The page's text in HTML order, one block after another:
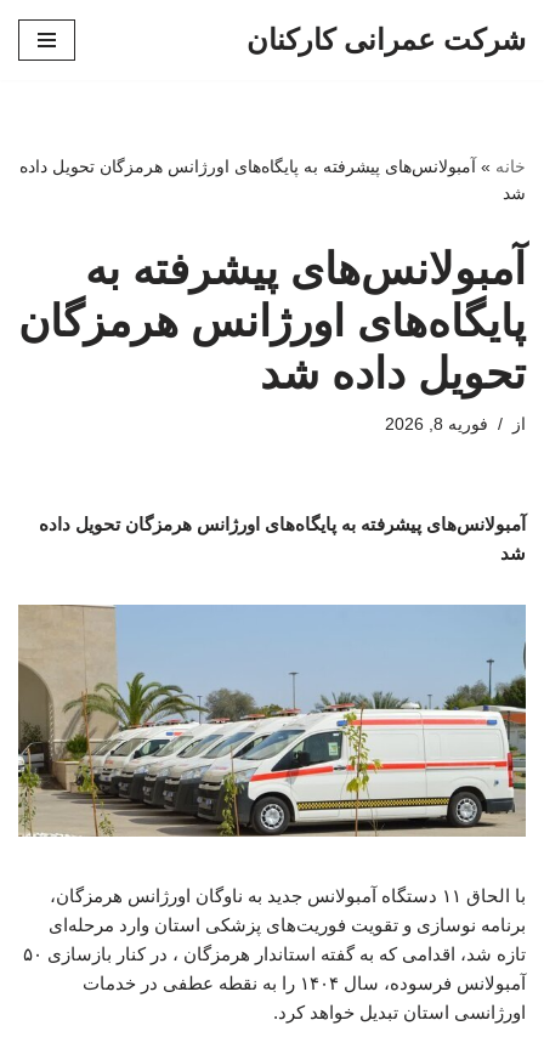
شرکت عمرانی کارکنان
خانه » آمبولانس‌های پیشرفته به پایگاه‌های اورژانس هرمزگان تحویل داده
شد
آمبولانس‌های پیشرفته به
پایگاه‌های اورژانس هرمزگان
تحویل داده شد
از فوریه 8, 2026
آمبولانس‌های پیشرفته به پایگاه‌های اورژانس هرمزگان تحویل داده
شد
با الحاق ۱۱ دستگاه آمبولانس جدید به ناوگان اورژانس هرمزگان،
برنامه نوسازی و تقویت فوریت‌های پزشکی استان وارد مرحله‌ای
تازه شد، اقدامی که به گفته استاندار هرمزگان ، در کنار بازسازی ۵۰
آمبولانس فرسوده، سال ۱۴۰۴ را به نقطه عطفی در خدمات
اورژانسی استان تبدیل خواهد کرد.